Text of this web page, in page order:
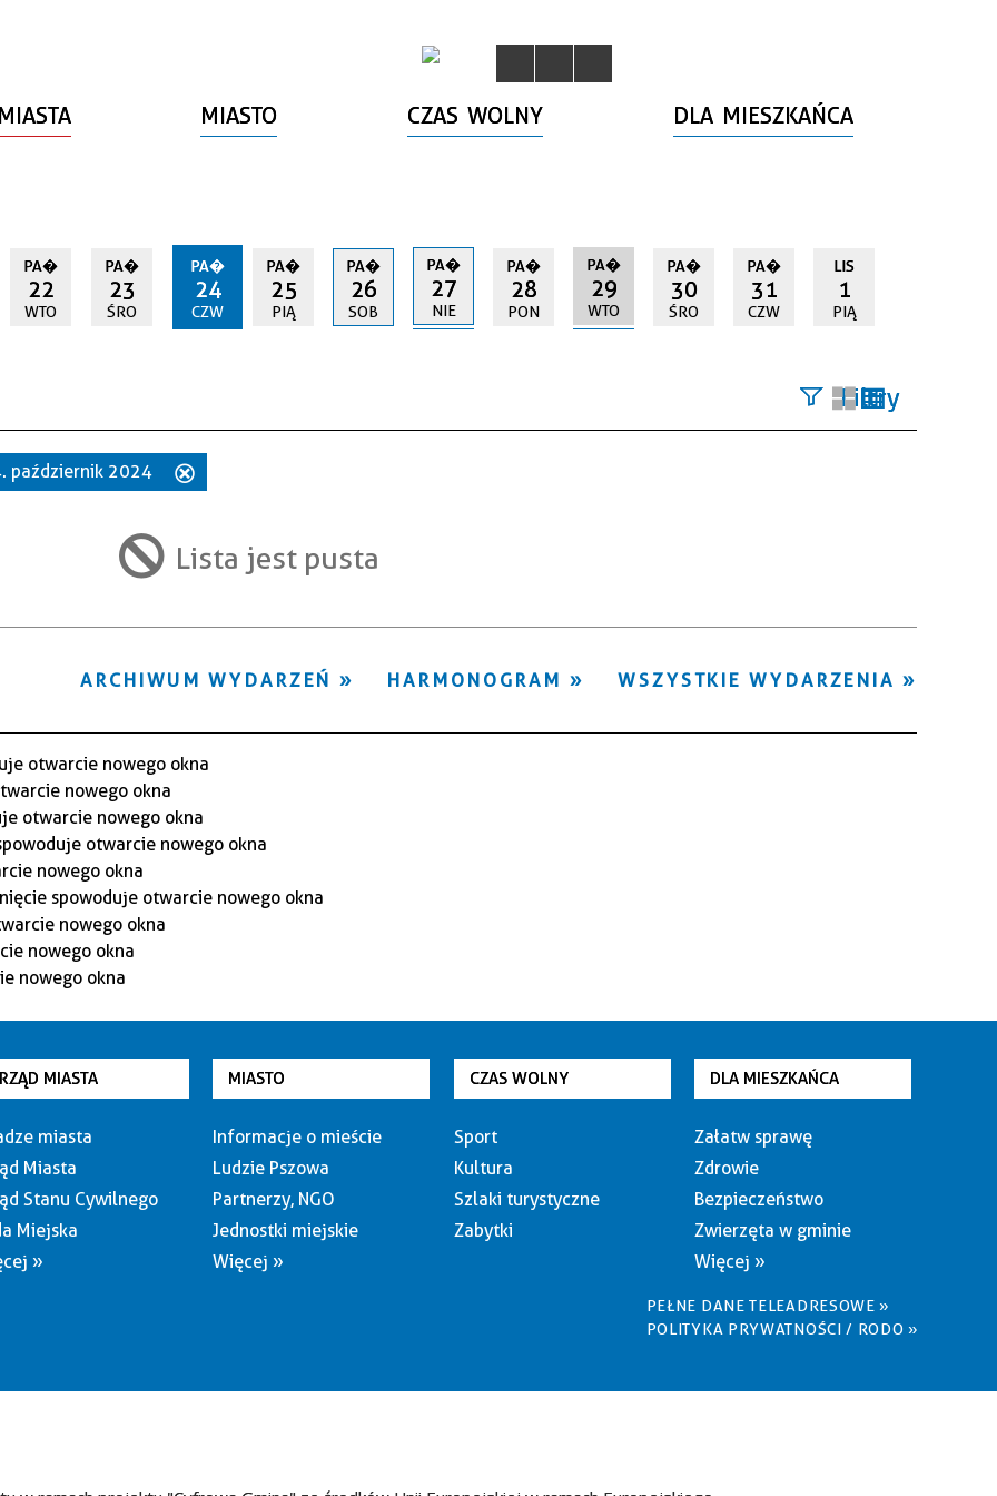
MIASTO CZAS WOLNY DLA MIESZKAŃCA
PA�
22
WTO
PA�
23
ŚRO
PA�
24
CZW
PA�
25
PIĄ
PA�
26
SOB
PA�
27
NIE
PA�
28
PON
PA�
29
WTO
PA�
30
ŚRO
PA�
31
CZW
LIS
1
PIĄ
Filtry
Miejsce
październik 2024
Lista jest pusta
WSZYSTKIE WYDARZENIA
HARMONOGRAM
ARCHIWUM WYDARZEŃ
MIASTA
miasta
Miasta
Stanu Cywilnego
Miejska
»
MIASTO
Informacje o mieście
Ludzie Pszowa
Partnerzy, NGO
Jednostki miejskie
Więcej »
CZAS WOLNY
Sport
Kultura
Szlaki turystyczne
Zabytki
DLA MIESZKAŃCA
Załatw sprawę
Zdrowie
Bezpieczeństwo
Zwierzęta w gminie
Więcej »
PEŁNE DANE TELEADRESOWE »
POLITYKA PRYWATNOŚCI / RODO »